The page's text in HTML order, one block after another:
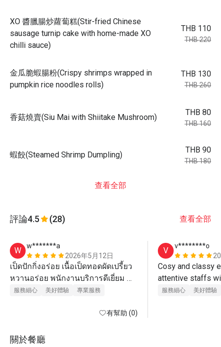
XO 醬臘腸炒蘿蔔糕(Stir-fried Chinese
sausage turnip cake with home-made XO
chilli sauce)
THB 110
THB 220
金瓜脆蝦腸粉(Crispy shrimps wrapped in
pumpkin rice noodles rolls)
THB 130
THB 260
香菇燒賣(Siu Mai with Shiitake Mushroom)
THB 80
THB 160
蝦餃(Steamed Shrimp Dumpling)
THB 90
THB 180
查看全部
評論4.5 (28) 查看全部
W
w*******a
2026年5月12日
เป็ดปักกิ่งอร่อย เนื้อเป็ดทอดผัดเปรี้ยว
หวานอร่อย พนักงานบริการดีเยี่ยม
มาตรฐานโรงแรม 5 ดาว
服務細心 美好體驗 專業服務
有幫助 (0)
V
v********o
Cosy and classy
attentive staffs
and clear
服務細心 美好體驗
關於餐廳